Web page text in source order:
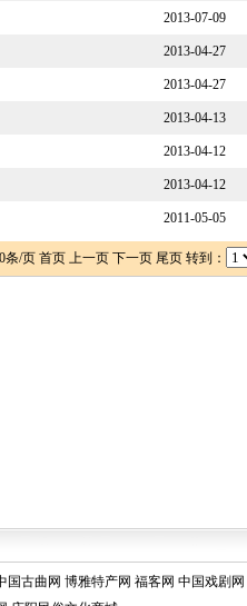
2013-07-09
2013-04-27
2013-04-27
2013-04-13
2013-04-12
2013-04-12
2011-05-05
条/页 首页 上一页 下一页 尾页 转到：
国古曲网 博雅特产网 福客网 中国戏剧网